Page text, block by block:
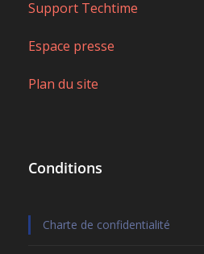
Support Techtime
Espace presse
Plan du site
Conditions
Charte de confidentialité